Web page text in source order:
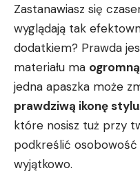
Zastanawiasz się
wyglądają tak
dodatkiem? Prawda
materiału‌ ma
jedna apaszka może
prawdziwą⁣ ikonę stylu
które nosisz tuż⁢ przy
podkreślić osobowość
wyjątkowo.